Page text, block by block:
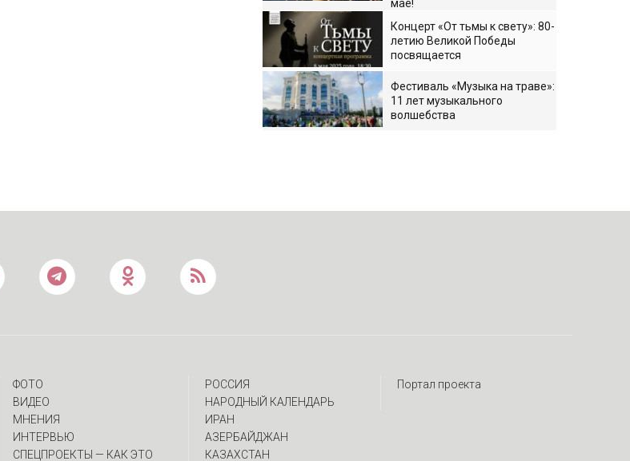
мае!
Концерт «От тьмы к свету»: 80-
летию Великой Победы
посвящается
Фестиваль «Музыка на траве»:
11 лет музыкального
волшебства
ФОТО
ВИДЕО
МНЕНИЯ
ИНТЕРВЬЮ
CПЕЦПРОЕКТЫ — КАК ЭТО
РОССИЯ
НАРОДНЫЙ КАЛЕНДАРЬ
ИРАН
АЗЕРБАЙДЖАН
КАЗАХСТАН
Портал проекта